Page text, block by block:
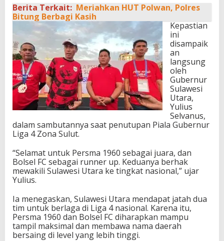
Berita Terkait: Meriahkan HUT Polwan, Polres
Bitung Berbagi Kasih
Kepastian
ini
disampaik
an
langsung
oleh
Gubernur
Sulawesi
Utara,
Yulius
Selvanus,
dalam sambutannya saat penutupan Piala Gubernur
Liga 4 Zona Sulut.
“Selamat untuk Persma 1960 sebagai juara, dan
Bolsel FC sebagai runner up. Keduanya berhak
mewakili Sulawesi Utara ke tingkat nasional,” ujar
Yulius.
Ia menegaskan, Sulawesi Utara mendapat jatah dua
tim untuk berlaga di Liga 4 nasional. Karena itu,
Persma 1960 dan Bolsel FC diharapkan mampu
tampil maksimal dan membawa nama daerah
bersaing di level yang lebih tinggi.